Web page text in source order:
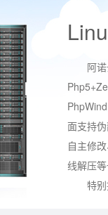
阿
面支持
自主修
线解压
特